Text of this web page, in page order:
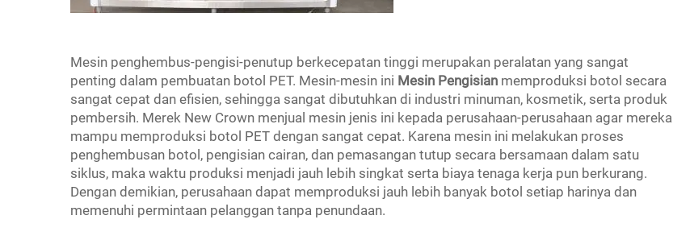
Mesin penghembus-pengisi-penutup berkecepatan tinggi merupakan peralatan yang sangat
penting dalam pembuatan botol PET. Mesin-mesin ini Mesin Pengisian memproduksi botol secara
sangat cepat dan efisien, sehingga sangat dibutuhkan di industri minuman, kosmetik, serta produk
pembersih. Merek New Crown menjual mesin jenis ini kepada perusahaan-perusahaan agar mereka
mampu memproduksi botol PET dengan sangat cepat. Karena mesin ini melakukan proses
penghembusan botol, pengisian cairan, dan pemasangan tutup secara bersamaan dalam satu
siklus, maka waktu produksi menjadi jauh lebih singkat serta biaya tenaga kerja pun berkurang.
Dengan demikian, perusahaan dapat memproduksi jauh lebih banyak botol setiap harinya dan
memenuhi permintaan pelanggan tanpa penundaan.